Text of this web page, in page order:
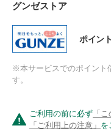
グンゼストア
ポイント
※本サービスでのポイント
す。
ご利用の前に必ず 「
「ご利用上の注意」 を